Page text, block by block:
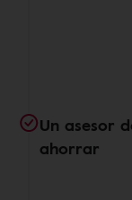
Un asesor
ahorrar